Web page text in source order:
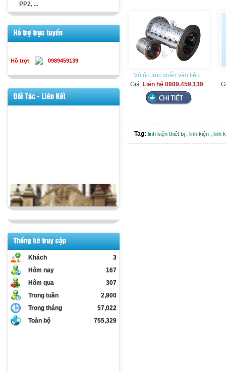
PP2, ...
Hỗ trợ: 0989459139
Khách
3
Hôm nay
167
Hôm qua
307
Trong tuần
2,900
Trong tháng
57,022
Toàn bộ
755,329
Vỏ ốp trục xoắn vào liệu
Giá: Liên hệ 0989.459.139
Tag: linh kiện thiết bị , linh kiện , linh